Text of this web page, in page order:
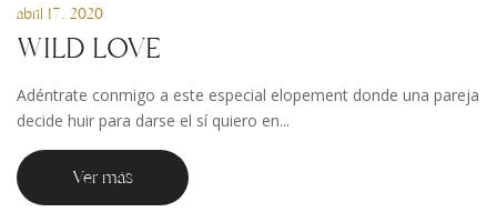
abril 17, 2020
WILD LOVE
Adéntrate conmigo a este especial elopement donde una pareja
decide huir para darse el sí quiero en...
Ver más